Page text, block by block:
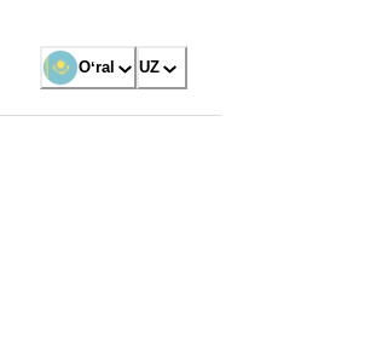
Oʻral UZ